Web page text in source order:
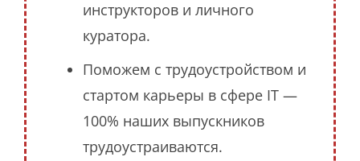
инструкторов и личного
куратора.
Поможем с трудоустройством и
стартом карьеры в сфере IT —
100% наших выпускников
трудоустраиваются.